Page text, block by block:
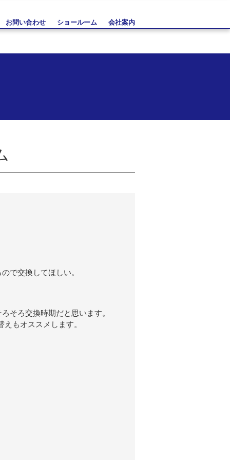
お問い合わせ ショールーム 会社案内
で交換してほしい。
そろ交換時期だと思います。
もオススメします。